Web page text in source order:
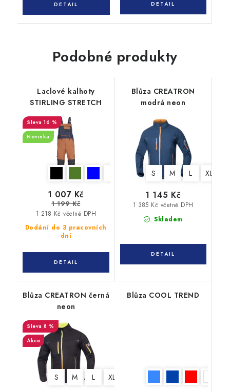
Podobné produkty
Laclové kalhoty
STIRLING STRETCH
16 %
Novinka
Dodání do 3 pracovních
dní
1 218 Kč včetně DPH
1 007 Kč
1 199 Kč
Blůza CREATRON
modrá neon
S M L XL
Skladem
1 385 Kč včetně DPH
1 145 Kč
Blůza CREATRON černá
neon
8 %
Akce
S M L XL
Blůza COOL TREND